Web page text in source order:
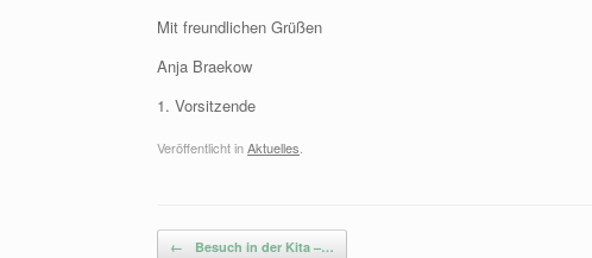
Mit freundlichen Grüßen
Anja Braekow
1. Vorsitzende
Veröffentlicht inAktuelles
Beitragsnavigation
← Besuch in der Kita –…